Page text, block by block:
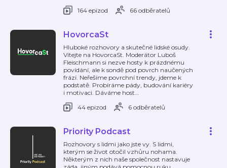
164 epizod
66 odběratelů
HovorcaSt
Hluboké rozhovory a skutečné lidské osudy.
Vítejte na HovorcaSt. Moderátor Luboš
Fleischmann si nezve hosty k prázdnému
povídání, ale k sondě pod povrch naučených
frází. Neřešíme povrchní trendy, jdeme k
podstatě. Probíráme pády, budování kariéry
i motivaci. Dáváme host…
44 epizod
6 odběratelů
Priority Podcast
Rozhovory s lidmi jako jste vy. S lidmi,
kterým se život otočil vzhůru nohama.
Některým z nich naše společnost nastavuje